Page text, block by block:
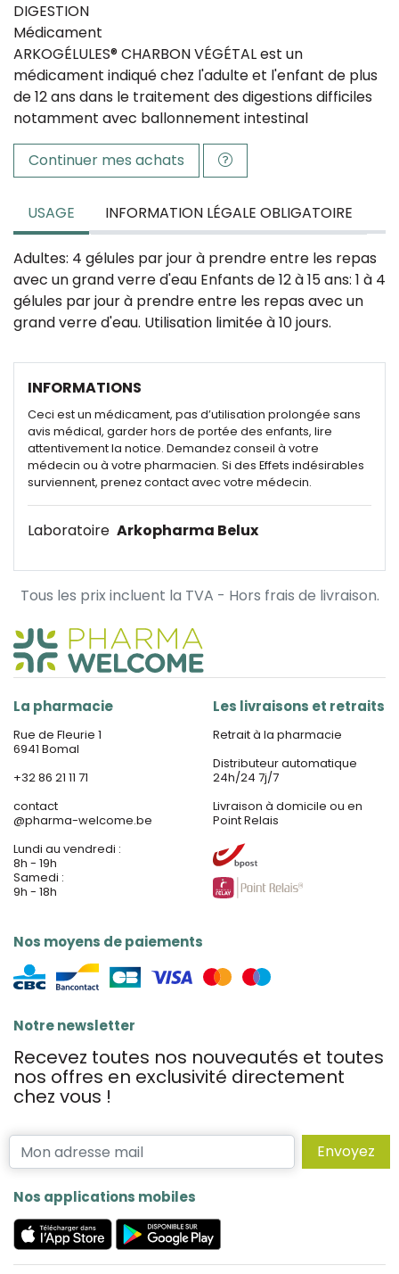
DIGESTION
Médicament
ARKOGÉLULES® CHARBON VÉGÉTAL est un
médicament indiqué chez l'adulte et l'enfant de plus
de 12 ans dans le traitement des digestions difficiles
notamment avec ballonnement intestinal
Continuer mes achats
USAGE INFORMATION LÉGALE OBLIGATOIRE
Adultes: 4 gélules par jour à prendre entre les repas
avec un grand verre d'eau Enfants de 12 à 15 ans: 1 à 4
gélules par jour à prendre entre les repas avec un
grand verre d'eau. Utilisation limitée à 10 jours.
INFORMATIONS
Ceci est un médicament, pas d’utilisation prolongée sans
avis médical, garder hors de portée des enfants, lire
attentivement la notice. Demandez conseil à votre
médecin ou à votre pharmacien. Si des Effets indésirables
surviennent, prenez contact avec votre médecin.
Laboratoire Arkopharma Belux
Tous les prix incluent la TVA - Hors frais de livraison.
La pharmacie
Rue de Fleurie 1
6941 Bomal
+32 86 21 11 71
contact
@pharma-welcome.be
Lundi au vendredi :
8h - 19h
Samedi :
9h - 18h
Nos moyens de paiements
Les livraisons et retraits
Retrait à la pharmacie
Distributeur automatique
24h/24 7j/7
Livraison à domicile ou en
Point Relais
Notre newsletter
Recevez toutes nos nouveautés et toutes
nos offres en exclusivité directement
chez vous !
Envoyez
Nos applications mobiles